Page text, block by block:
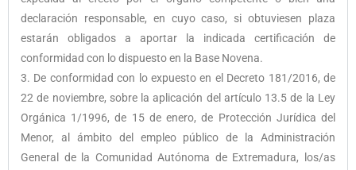
declaración responsable, en cuyo caso, si obtuviesen plaza
estarán obligados a aportar la indicada certificación de
conformidad con lo dispuesto en la Base Novena.
3. De conformidad con lo expuesto en el Decreto 181/2016, de
22 de noviembre, sobre la aplicación del artículo 13.5 de la Ley
Orgánica 1/1996, de 15 de enero, de Protección Jurídica del
Menor, al ámbito del empleo público de la Administración
General de la Comunidad Autónoma de Extremadura, los/as